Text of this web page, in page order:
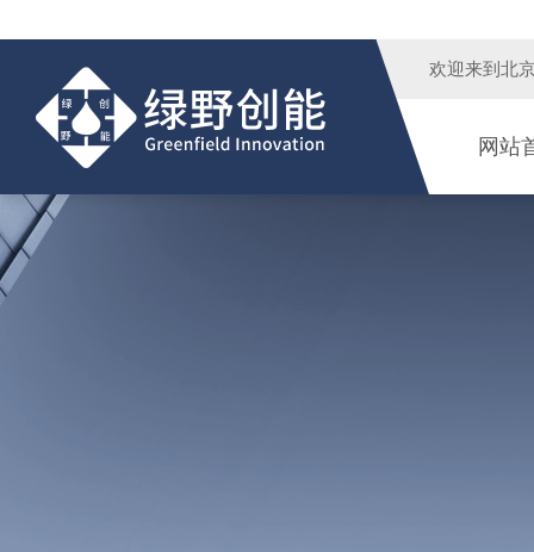
欢迎来到 北
网站